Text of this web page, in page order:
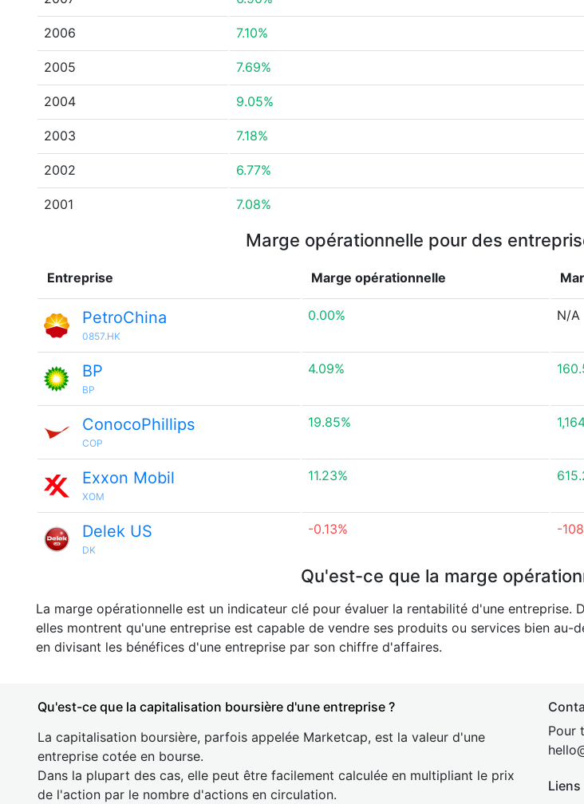
2006 7.10%
2005 7.69%
2004 9.05%
2003 7.18%
2002 6.77%
2001 7.08%
Marge opérationnelle pour des
Entreprise Marge opérationnelle
PetroChina
0857.HK
0.00% N/A
BP
BP
4.09%
ConocoPhillips
COP
19.85%
Exxon Mobil
XOM
11.23%
Delek US
DK
-0.13% -
Qu'est-ce que la marge
La marge opérationnelle est un indicateur clé pour évaluer la rentabilité d'une entreprise.
elles montrent qu'une entreprise est capable de vendre ses produits ou services bien
en divisant les bénéfices d'une entreprise par son chiffre d'affaires.
Qu'est-ce que la capitalisation boursière d'une entreprise ?
La capitalisation boursière, parfois appelée Marketcap, est la valeur d'une
entreprise cotée en bourse.
Dans la plupart des cas, elle peut être facilement calculée en multipliant le prix
de l'action par le nombre d'actions en circulation.
Pour
hel
Liens